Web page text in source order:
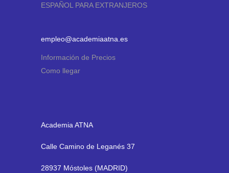
ESPAÑOL PARA EXTRANJEROS
empleo@academiaatna.es
Información de Precios
Como llegar
Academia ATNA
Calle Camino de Leganés 37
28937 Móstoles (MADRID)